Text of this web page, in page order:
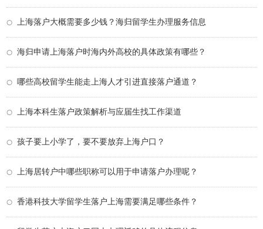
上海落户大概需要多少钱？海归留学生办理服务信息
海归申请上海落户时海内外高校的具体政策有哪些？
哪些高校留学生能走上海人才引进直接落户通道？
上海本科生落户政策解析与应届生找工作渠道
孩子要上小学了，要不要放弃上海户口？
上海居转户中哪些职称可以用于申请落户办理呢？
香港科技大学留学生落户上海需要满足哪些条件？